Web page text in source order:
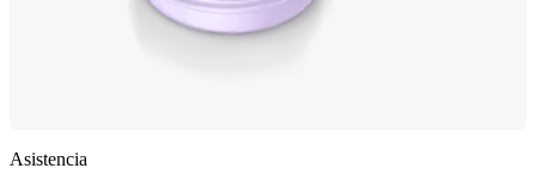
Asistencia